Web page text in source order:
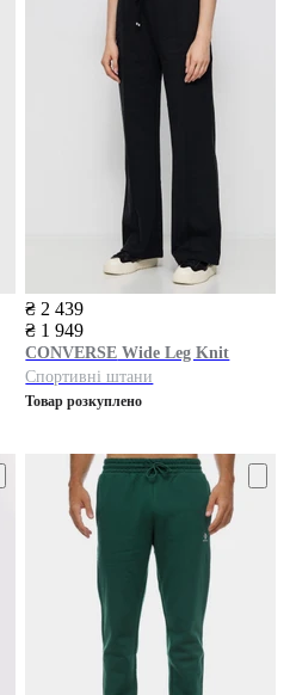
₴ 2 439
₴ 1 949
CONVERSE Wide Leg Knit
Спортивні штани
Товар розкуплено